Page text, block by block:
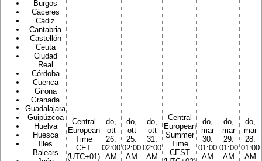
Burgos
Cáceres
Cádiz
Cantabria
Castellón
Ceuta
Ciudad
Real
Córdoba
Cuenca
Girona
Granada
Guadalajara
Guipúzcoa
Huelva
Huesca
Illes
Balears
Central
European
Time
CET
(UTC+01)
do,
ott
26.
02:00
AM
do,
ott
25.
02:00
AM
do,
ott
31.
02:00
AM
Central
European
Summer
Time
CEST
do,
mar
30.
01:00
AM
do,
mar
29.
01:00
AM
do,
mar
28.
01:00
AM